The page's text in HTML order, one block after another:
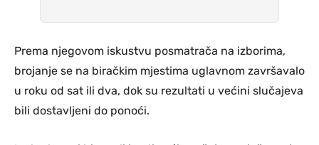
Prema njegovom iskustvu posmatrača na izborima,
brojanje se na biračkim mjestima uglavnom završavalo
u roku od sat ili dva, dok su rezultati u većini slučajeva
bili dostavljeni do ponoći.